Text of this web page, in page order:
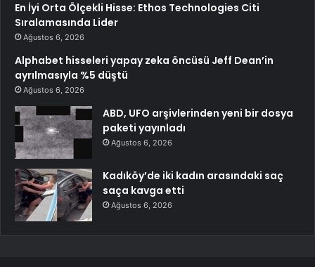
En İyi Orta Ölçekli Hisse: Ethos Technologies Citi
Sıralamasında Lider
Ağustos 6, 2026
Alphabet hisseleri yapay zeka öncüsü Jeff Dean’in
ayrılmasıyla %5 düştü
Ağustos 6, 2026
ABD, UFO arşivlerinden yeni bir dosya
paketi yayınladı
Ağustos 6, 2026
Kadıköy’de iki kadın arasındaki saç
saça kavga etti
Ağustos 6, 2026